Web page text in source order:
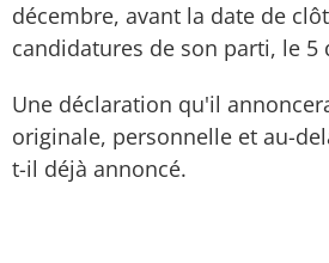
décembre, avant la date de
candidatures de son parti, le 5
Une déclaration qu'il
originale, personnelle et au-
t-il déjà annoncé.